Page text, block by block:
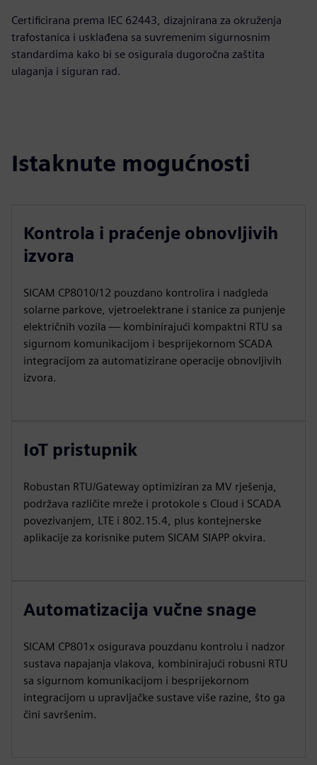
Certificirana prema IEC 62443, dizajnirana za okruženja
trafostanica i usklađena sa suvremenim sigurnosnim
standardima kako bi se osigurala dugoročna zaštita
ulaganja i siguran rad.
Istaknute mogućnosti
Kontrola i praćenje obnovljivih
izvora
SICAM CP8010/12 pouzdano kontrolira i nadgleda
solarne parkove, vjetroelektrane i stanice za punjenje
električnih vozila — kombinirajući kompaktni RTU sa
sigurnom komunikacijom i besprijekornom SCADA
integracijom za automatizirane operacije obnovljivih
izvora.
IoT pristupnik
Robustan RTU/Gateway optimiziran za MV rješenja,
podržava različite mreže i protokole s Cloud i SCADA
povezivanjem, LTE i 802.15.4, plus kontejnerske
aplikacije za korisnike putem SICAM SIAPP okvira.
Automatizacija vučne snage
SICAM CP801x osigurava pouzdanu kontrolu i nadzor
sustava napajanja vlakova, kombinirajući robusni RTU
sa sigurnom komunikacijom i besprijekornom
integracijom u upravljačke sustave više razine, što ga
čini savršenim.